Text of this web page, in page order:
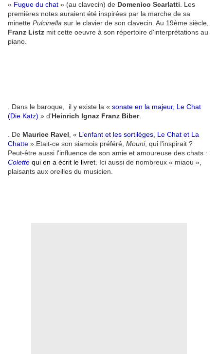
« Fugue du chat » (au clavecin) de Domenico Scarlatti . Les
premières notes auraient été inspirées par la marche de sa
minette Pulcinella sur le clavier de son clavecin. Au 19ème siècle,
Franz Listz mit cette oeuvre à son répertoire d'interprétations au
piano.
. Dans le baroque, il y existe la « sonate en la majeur, Le Chat
(Die Katz) » d’Heinrich Ignaz Franz Biber.
. De Maurice Ravel , « L’enfant et les sortilèges, Le Chat et La
Chatte ».Etait-ce son siamois préféré, Mouni, qui l'inspirait ?
Peut-être aussi l'influence de son amie et amoureuse des chats :
Colette qui en a écrit le livret . Ici aussi de nombreux « miaou »,
plaisants aux oreilles du musicien.